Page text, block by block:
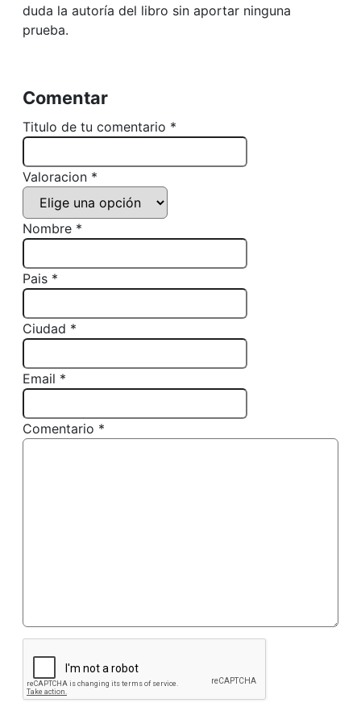
duda la autoría del libro sin aportar ninguna
prueba.
Comentar
Titulo de tu comentario *
Valoracion *
Nombre *
Pais *
Ciudad *
Email *
Comentario *